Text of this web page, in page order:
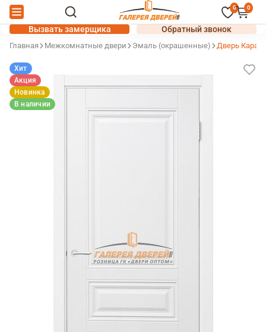
0 0
Вызвать замерщика Обратный звонок
Главная Межкомнатные двери Эмаль (окрашенные) Дверь Карат
Хит
Акция
Новинка
В наличии